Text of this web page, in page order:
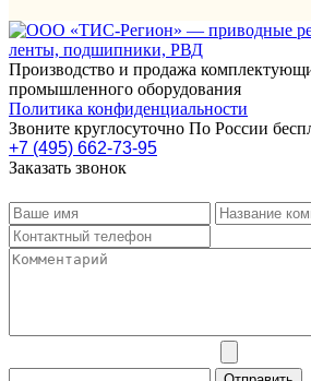
Производство и продажа
промышленного оборудования
Политика конфиденциальности
Звоните круглосуточно По России
+7 (495) 662-73-95
Заказать звонок